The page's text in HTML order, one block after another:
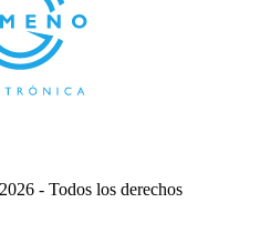
- Todos los derechos